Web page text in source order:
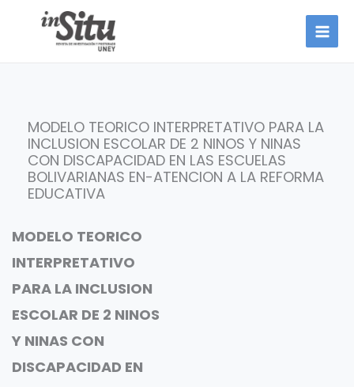
MODELO TEORICO INTERPRETATIVO PARA LA
INCLUSION ESCOLAR DE 2 NINOS Y NINAS
CON DISCAPACIDAD EN LAS ESCUELAS
BOLIVARIANAS EN-ATENCION A LA REFORMA
EDUCATIVA
MODELO TEORICO
INTERPRETATIVO
PARA LA INCLUSION
ESCOLAR DE 2 NINOS
Y NINAS CON
DISCAPACIDAD EN